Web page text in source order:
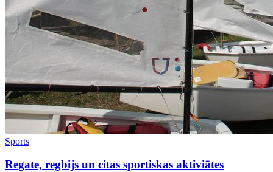
Sports
Regate, regbijs un citas sportiskas aktiviātes